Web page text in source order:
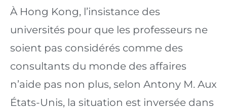
À Hong Kong, l’insistance des
universités pour que les professeurs ne
soient pas considérés comme des
consultants du monde des affaires
n’aide pas non plus, selon Antony M. Aux
États-Unis, la situation est inversée dans